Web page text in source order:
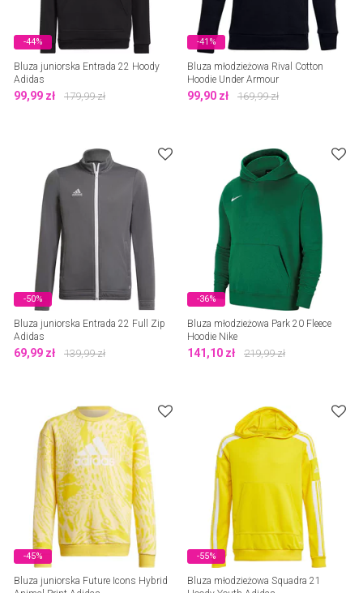
-44%
Bluza juniorska Entrada 22 Hoody
Adidas
99,99 zł 179,99zł
-41%
Bluza młodzieżowa Rival Cotton
Hoodie Under Armour
99,90 zł 169,99zł
-50%
Bluza juniorska Entrada 22 Full Zip
Adidas
69,99 zł 139,99zł
-36%
Bluza młodzieżowa Park 20 Fleece
Hoodie Nike
141,10 zł 219,99zł
-45%
Bluza juniorska Future Icons Hybrid
-55%
Bluza młodzieżowa Squadra 21